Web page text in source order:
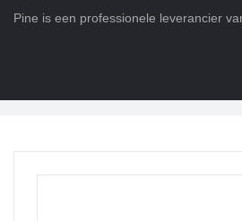
Pine is een professionele leverancier